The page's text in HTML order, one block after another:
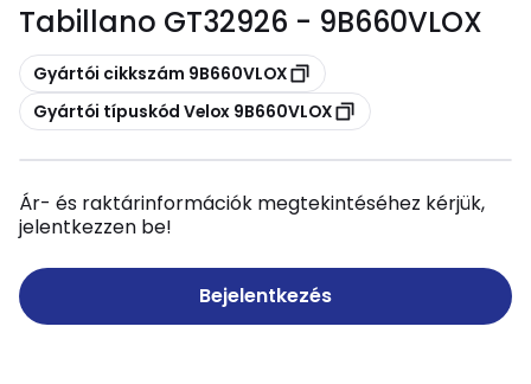
Tabillano GT32926 - 9B660VLOX
Másolás
Gyártói cikkszám 9B660VLOX
Másolás
Gyártói típuskód Velox 9B660VLOX
Ár- és raktárinformációk megtekintéséhez kérjük,
jelentkezzen be!
Bejelentkezés